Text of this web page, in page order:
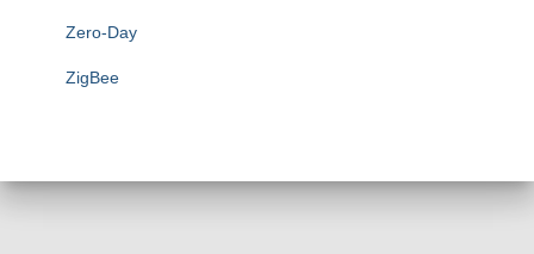
Zero-Day
ZigBee